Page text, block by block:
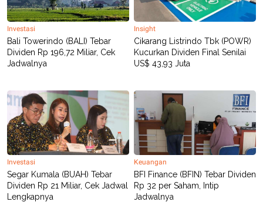
L
A
N
G
G
A
N
C
E
A
K
K
I
N
E
R
J
A
I
T
N
E
P
A
P
E
R
A
D
V
E
R
T
Investasi
Bali Towerindo (BALI) Tebar
Dividen Rp 196,72 Miliar, Cek
Jadwalnya
Insight
Cikarang Listrindo Tbk (POWR)
Kucurkan Dividen Final Senilai
US$ 43,93 Juta
Investasi
Segar Kumala (BUAH) Tebar
Dividen Rp 21 Miliar, Cek Jadwal
Lengkapnya
Keuangan
BFI Finance (BFIN) Tebar Dividen
Rp 32 per Saham, Intip
Jadwalnya